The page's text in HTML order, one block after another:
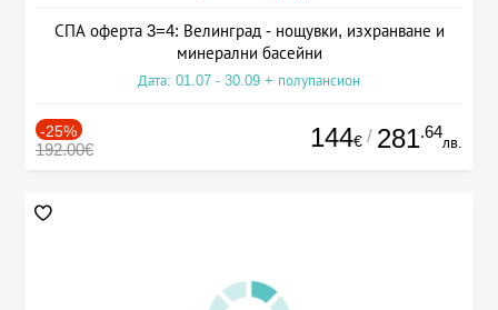
СПА оферта 3=4: Велинград - нощувки, изхранване и
минерални басейни
Дата: 01.07 - 30.09 + полупансион
-25%
192.00€ 144€ / 281.64
лв.